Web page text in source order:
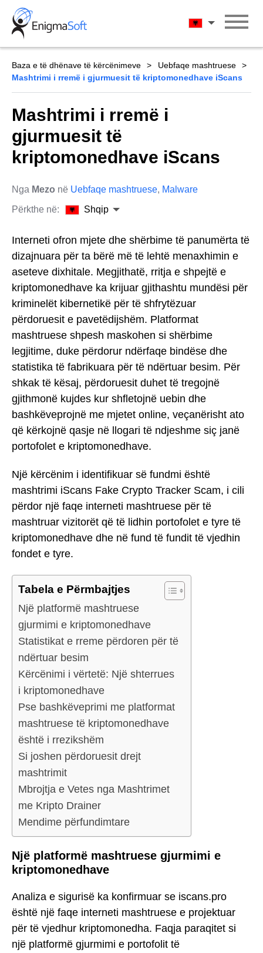
Skip
content
Shqip
Baza e të dhënave të kërcënimeve
Uebfaqe mashtruese
Mashtrimi i rremë i gjurmuesit të kriptomonedhave iScans
Mashtrimi i rremë i
gjurmuesit të
kriptomonedhave iScans
Nga Mezo në Uebfaqe mashtruese, Malware
Përkthe në:
Shqip
Interneti ofron mjete dhe shërbime të panumërta të
dizajnuara për ta bërë më të lehtë menaxhimin e
aseteve dixhitale. Megjithatë, rritja e shpejtë e
kriptomonedhave ka krijuar gjithashtu mundësi për
kriminelët kibernetikë për të shfrytëzuar
përdoruesit e pavetëdijshëm. Platformat
mashtruese shpesh maskohen si shërbime
legjitime, duke përdorur ndërfaqe bindëse dhe
statistika të fabrikuara për të ndërtuar besim. Për
shkak të kësaj, përdoruesit duhet të tregojnë
gjithmonë kujdes kur shfletojnë uebin dhe
bashkëveprojnë me mjetet online, veçanërisht ato
që kërkojnë qasje në llogari të ndjeshme siç janë
portofolet e kriptomonedhave.
Një kërcënim i identifikuar së fundmi është
mashtrimi iScans Fake Crypto Tracker Scam, i cili
përdor një faqe interneti mashtruese për të
mashtruar vizitorët që të lidhin portofolet e tyre të
kriptomonedhave dhe në fund të fundit të vjedhin
fondet e tyre.
Tabela e Përmbajtjes
Një platformë mashtruese
gjurmimi e kriptomonedhave
Statistikat e rreme përdoren për të
ndërtuar besim
Kërcënimi i vërtetë: Një shterrues
i kriptomonedhave
Pse bashkëveprimi me platformat
mashtruese të kriptomonedhave
është i rrezikshëm
Si joshen përdoruesit drejt
mashtrimit
Mbrojtja e Vetes nga Mashtrimet
me Kripto Drainer
Mendime përfundimtare
Një platformë mashtruese gjurmimi e
kriptomonedhave
Analiza e sigurisë ka konfirmuar se iscans.pro
është një faqe interneti mashtruese e projektuar
për të vjedhur kriptomonedha. Faqja paraqitet si
një platformë gjurmimi e portofolit të